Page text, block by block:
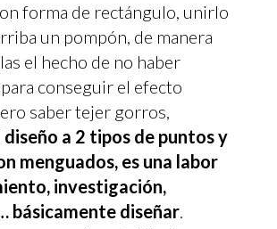
forma de rectángulo, unirlo
un pompón, de manera
el hecho de no haber
conseguir el efecto
saber tejer gorros,
diseño a 2 tipos de puntos y
menguados, es una labor
investigación,
básicamente diseñar.